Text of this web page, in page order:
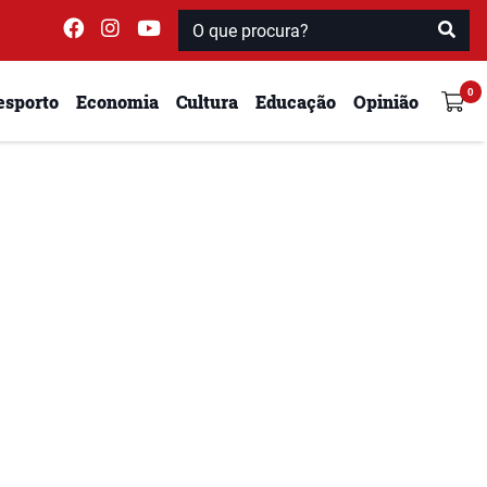
Economia Cultura Educação Opinião